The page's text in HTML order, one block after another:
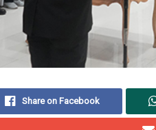
Share on Facebook